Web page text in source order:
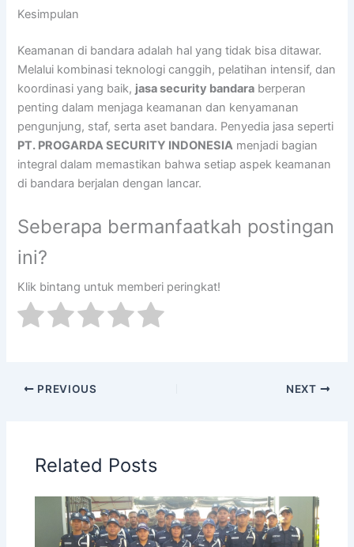
Kesimpulan
Keamanan di bandara adalah hal yang tidak bisa ditawar.
Melalui kombinasi teknologi canggih, pelatihan intensif, dan
koordinasi yang baik, jasa security bandara berperan
penting dalam menjaga keamanan dan kenyamanan
pengunjung, staf, serta aset bandara. Penyedia jasa seperti
PT. PROGARDA SECURITY INDONESIA menjadi bagian
integral dalam memastikan bahwa setiap aspek keamanan
di bandara berjalan dengan lancar.
Seberapa bermanfaatkah postingan
ini?
Klik bintang untuk memberi peringkat!
PREVIOUS NEXT
Related Posts